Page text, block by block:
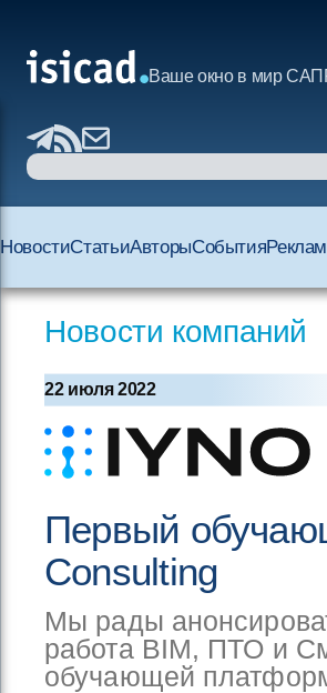
Ваше окно в мир
НовостиСтатьиАвторыСобытия
Новости компаний
22 июля 2022
Первый
Consulting
Мы рады
работа BIM, ПТО и
обучающей